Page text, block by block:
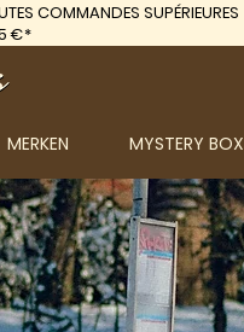
MERKEN MYSTERY BOX
COMMANDES SUPÉRIEURES
€*